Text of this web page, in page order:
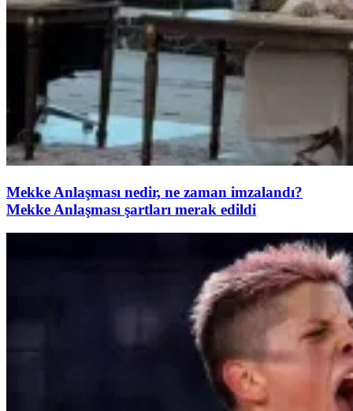
Mekke Anlaşması nedir, ne zaman imzalandı?
Mekke Anlaşması şartları merak edildi